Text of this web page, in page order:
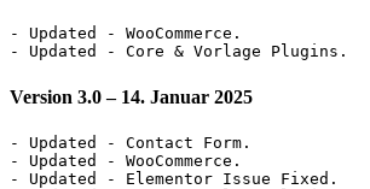
- Updated - WooCommerce.
Version 3.0– 14. Januar 2025
- Updated - Contact Form.
- Updated - WooCommerce.
- Updated - Elementor Issue Fixed.